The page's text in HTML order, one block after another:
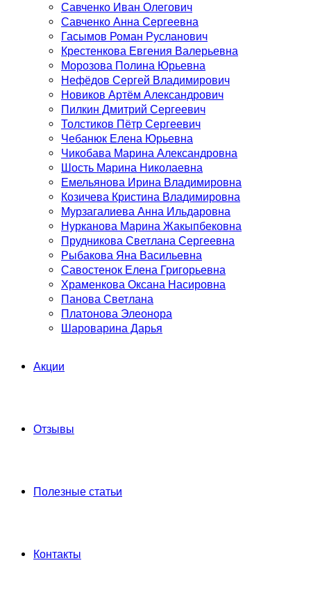
Савченко Иван Олегович
Савченко Анна Сергеевна
Гасымов Роман Русланович
Крестенкова Евгения Валерьевна
Морозова Полина Юрьевна
Нефёдов Сергей Владимирович
Новиков Артём Александрович
Пилкин Дмитрий Сергеевич
Толстиков Пётр Сергеевич
Чебанюк Елена Юрьевна
Чикобава Марина Александровна
Шость Марина Николаевна
Емельянова Ирина Владимировна
Козичева Кристина Владимировна
Мурзагалиева Анна Ильдаровна
Нурканова Марина Жакыпбековна
Прудникова Светлана Сергеевна
Рыбакова Яна Васильевна
Савостенок Елена Григорьевна
Храменкова Оксана Насировна
Панова Светлана
Платонова Элеонора
Шароварина Дарья
Акции
Отзывы
Полезные статьи
Контакты